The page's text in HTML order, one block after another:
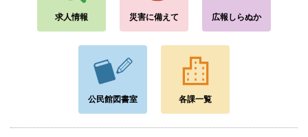
求人情報 災害に備えて 広報しらぬか
公民館図書室 各課一覧